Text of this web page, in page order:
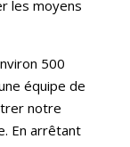
les moyens
500
équipe de
notre
En arrêtant